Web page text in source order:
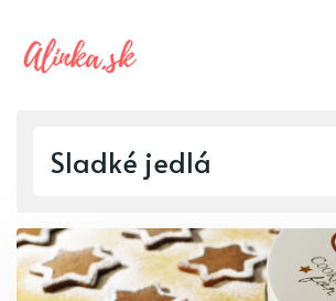
Sladké jedlá